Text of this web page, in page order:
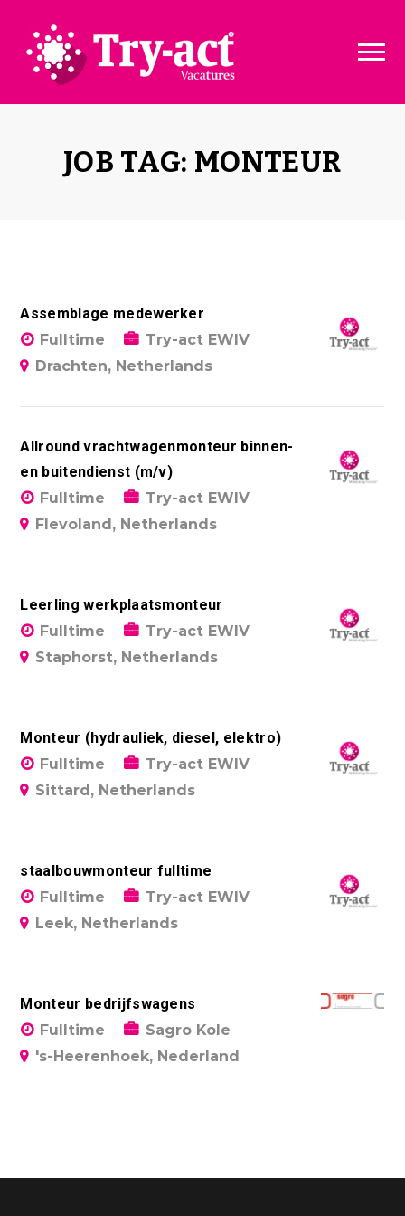
JOB TAG: MONTEUR
Assemblage medewerker
Fulltime
Try-act EWIV
Drachten, Netherlands
Allround vrachtwagenmonteur binnen-
en buitendienst (m/v)
Fulltime
Try-act EWIV
Flevoland, Netherlands
Leerling werkplaatsmonteur
Fulltime
Try-act EWIV
Staphorst, Netherlands
Monteur (hydrauliek, diesel, elektro)
Fulltime
Try-act EWIV
Sittard, Netherlands
staalbouwmonteur fulltime
Fulltime
Try-act EWIV
Leek, Netherlands
Monteur bedrijfswagens
Fulltime
Sagro Kole
's-Heerenhoek, Nederland
Vacature dashboard
Pakketten & Tarieven
Over ons
Disclaimer